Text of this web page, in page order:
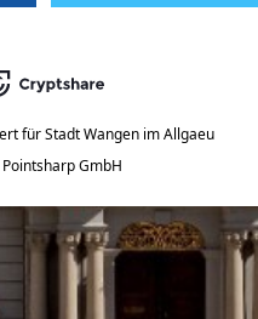
für Stadt Wangen im Allgaeu
GmbH